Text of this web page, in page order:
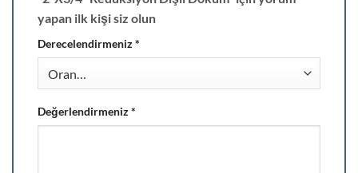
yapan ilk kişi siz olun
Derecelendirmeniz*
Değerlendirmeniz*